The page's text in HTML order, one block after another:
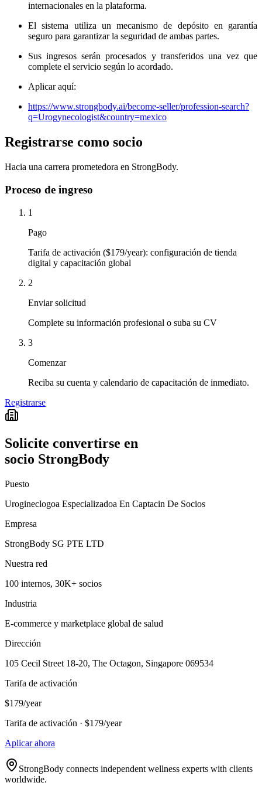
internacionales en la plataforma.
El sistema utiliza un mecanismo de depósito en garantía
seguro para garantizar la seguridad de ambas partes.
Sus ingresos serán procesados ​​y transferidos una vez que
complete el servicio según lo acordado.
Aplicar aquí:
https://www.strongbody.ai/become-seller/profession-search?
q=Urogynecologist&country=mexico
Registrarse como socio
Hacia una carrera prometedora en StrongBody.
Proceso de ingreso
1
Pago
Tarifa de activación ($179/year): configuración de tienda
digital y capacitación global
2
Enviar solicitud
Complete su información profesional o suba su CV
3
Comenzar
Reciba su cuenta y calendario de capacitación de inmediato.
Registrarse
Solicite convertirse en
socio StrongBody
Puesto
Urogineclogoa Especializadoa En Captacin De Socios
Empresa
StrongBody SG PTE LTD
Nuestra red
100 internos, 30K+ socios
Industria
E-commerce y marketplace global de salud
Dirección
105 Cecil Street 18-20, The Octagon, Singapore 069534
Tarifa de activación
$179/year
Tarifa de activación · $179/year
Aplicar ahora
StrongBody connects independent wellness experts with clients
worldwide.